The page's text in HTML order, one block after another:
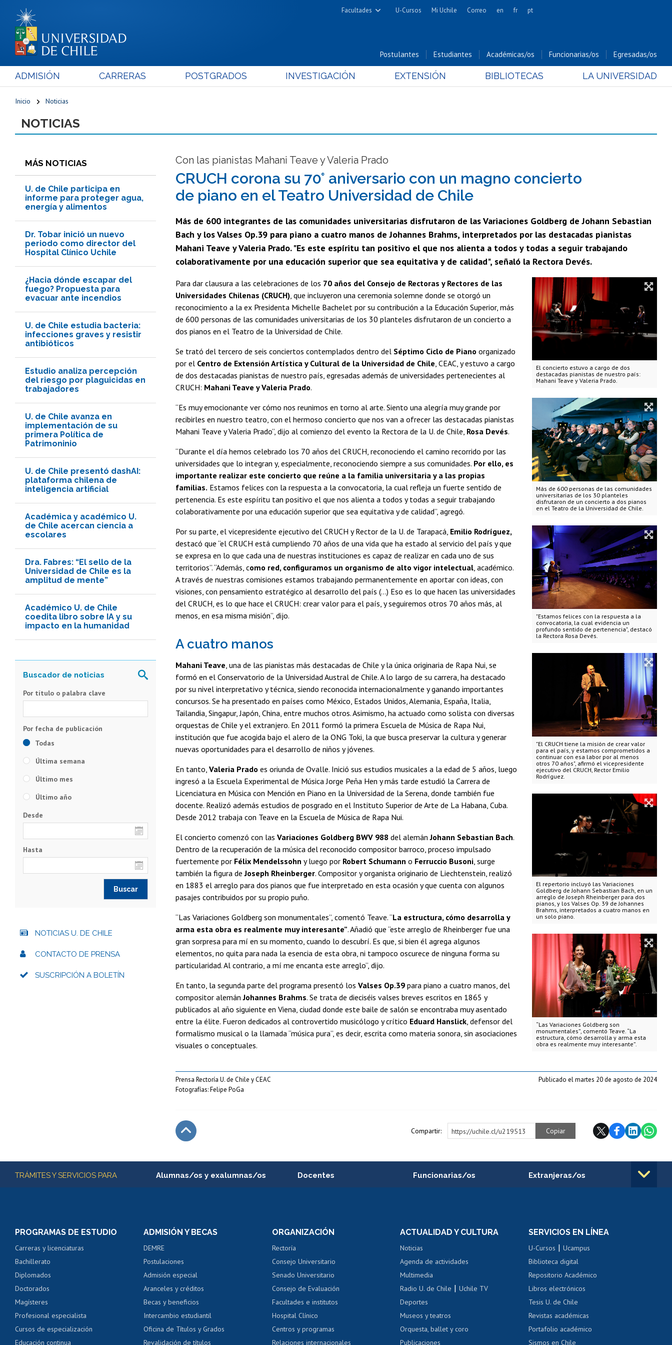
Facultades
Cs. Físicas y Matemáticas
Cs. Forestales y Conservación
Cs. Químicas y Farmacéuticas
Cs. Sociales
Estudios Avanzados en Educación
Nutrición y Tecnología de
Alimentos
Hospital Clínico
U-Cursos Mi Uchile Correo en fr pt
Postulantes Estudiantes Académicas/os Funcionarias/os Egresadas/os
ADMISIÓN CARRERAS POSTGRADOS INVESTIGACIÓN EXTENSIÓN BIBLIOTECAS LA UNIVERSIDAD
Inicio Noticias
NOTICIAS
MÁS NOTICIAS
U. de Chile participa en
informe para proteger agua,
energía y alimentos
Dr. Tobar inició un nuevo
periodo como director del
Hospital Clínico Uchile
¿Hacia dónde escapar del
fuego? Propuesta para
evacuar ante incendios
U. de Chile estudia bacteria:
infecciones graves y resistir
antibióticos
Estudio analiza percepción
del riesgo por plaguicidas en
trabajadores
U. de Chile avanza en
implementación de su
primera Política de
Patrimoninio
U. de Chile presentó dashAI:
plataforma chilena de
inteligencia artificial
Académica y académico U.
de Chile acercan ciencia a
escolares
Dra. Fabres: “El sello de la
Universidad de Chile es la
amplitud de mente”
Académico U. de Chile
coedita libro sobre IA y su
impacto en la humanidad
Con las pianistas Mahani Teave y Valeria Prado
CRUCH corona su 70° aniversario con un magno concierto
de piano en el Teatro Universidad de Chile
Más de 600 integrantes de las comunidades universitarias disfrutaron de las Variaciones Goldberg de Johann Sebastian
Bach y los Valses Op.39 para piano a cuatro manos de Johannes Brahms, interpretados por las destacadas pianistas
Mahani Teave y Valeria Prado. "Es este espíritu tan positivo el que nos alienta a todos y todas a seguir trabajando
colaborativamente por una educación superior que sea equitativa y de calidad", señaló la Rectora Devés.
El concierto estuvo a cargo de dos
destacadas pianistas de nuestro país:
Mahani Teave y Valeria Prado.
Más de 600 personas de las comunidades
universitarias de los 30 planteles
disfrutaron de un concierto a dos pianos
en el Teatro de la Universidad de Chile.
"Estamos felices con la respuesta a la
convocatoria, la cual evidencia un
profundo sentido de pertenencia", destacó
la Rectora Rosa Devés.
"El CRUCH tiene la misión de crear valor
para el país, y estamos comprometidos a
continuar con esa labor por al menos
otros 70 años", afirmó el vicepresidente
ejecutivo del CRUCH, Rector Emilio
Rodríguez.
El repertorio incluyó las Variaciones
Goldberg de Johann Sebastian Bach, en un
arreglo de Joseph Rheinberger para dos
pianos, y los Valses Op. 39 de Johannes
Brahms, interpretados a cuatro manos en
un solo piano.
“Las Variaciones Goldberg son
monumentales”, comentó Teave. “La
estructura, cómo desarrolla y arma esta
obra es realmente muy interesante”.
Para dar clausura a las celebraciones de los 70 años del Consejo de Rectoras y Rectores de las
Universidades Chilenas (CRUCH) , que incluyeron una ceremonia solemne donde se otorgó un
reconocimiento a la ex Presidenta Michelle Bachelet por su contribución a la Educación Superior, más
de 600 personas de las comunidades universitarias de los 30 planteles disfrutaron de un concierto a
dos pianos en el Teatro de la Universidad de Chile.
Se trató del tercero de seis conciertos contemplados dentro del Séptimo Ciclo de Piano organizado
por el Centro de Extensión Artística y Cultural de la Universidad de Chile , CEAC, y estuvo a cargo
de dos destacadas pianistas de nuestro país, egresadas además de universidades pertenecientes al
CRUCH: Mahani Teave y Valeria Prado.
“Es muy emocionante ver cómo nos reunimos en torno al arte. Siento una alegría muy grande por
recibirles en nuestro teatro, con el hermoso concierto que nos van a ofrecer las destacadas pianistas
Mahani Teave y Valeria Prado”, dijo al comienzo del evento la Rectora de la U. de Chile, Rosa Devés.
“Durante el día hemos celebrado los 70 años del CRUCH, reconociendo el camino recorrido por las
universidades que lo integran y, especialmente, reconociendo siempre a sus comunidades. Por ello, es
importante realizar este concierto que reúne a la familia universitaria y a las propias
familias. Estamos felices con la respuesta a la convocatoria, la cual refleja un fuerte sentido de
pertenencia. Es este espíritu tan positivo el que nos alienta a todos y todas a seguir trabajando
colaborativamente por una educación superior que sea equitativa y de calidad”, agregó.
Por su parte, el vicepresidente ejecutivo del CRUCH y Rector de la U. de Tarapacá, Emilio Rodríguez,
destacó que “el CRUCH está cumpliendo 70 años de una vida que ha estado al servicio del país y que
se expresa en lo que cada una de nuestras instituciones es capaz de realizar en cada uno de sus
territorios”. “Además, como red, configuramos un organismo de alto vigor intelectual , académico.
A través de nuestras comisiones estamos trabajando permanentemente en aportar con ideas, con
visiones, con pensamiento estratégico al desarrollo del país (...) Eso es lo que hacen las universidades
del CRUCH, es lo que hace el CRUCH: crear valor para el país, y seguiremos otros 70 años más, al
menos, en esa misma misión”, dijo.
A cuatro manos
Mahani Teave , una de las pianistas más destacadas de Chile y la única originaria de Rapa Nui, se
formó en el Conservatorio de la Universidad Austral de Chile. A lo largo de su carrera, ha destacado
por su nivel interpretativo y técnica, siendo reconocida internacionalmente y ganando importantes
concursos. Se ha presentado en países como México, Estados Unidos, Alemania, España, Italia,
Tailandia, Singapur, Japón, China, entre muchos otros. Asimismo, ha actuado como solista con diversas
orquestas de Chile y el extranjero. En 2011 formó la primera Escuela de Música de Rapa Nui,
institución que fue acogida bajo el alero de la ONG Toki, la que busca preservar la cultura y generar
nuevas oportunidades para el desarrollo de niños y jóvenes.
En tanto, Valeria Prado es oriunda de Ovalle. Inició sus estudios musicales a la edad de 5 años, luego
ingresó a la Escuela Experimental de Música Jorge Peña Hen y más tarde estudió la Carrera de
Licenciatura en Música con Mención en Piano en la Universidad de la Serena, donde también fue
docente. Realizó además estudios de posgrado en el Instituto Superior de Arte de La Habana, Cuba.
Desde 2012 trabaja con Teave en la Escuela de Música de Rapa Nui.
El concierto comenzó con las Variaciones Goldberg BWV 988 del alemánJohann Sebastian Bach.
Dentro de la recuperación de la música del reconocido compositor barroco, proceso impulsado
fuertemente por Félix Mendelssohn y luego por Robert Schumann o Ferruccio Busoni , surge
también la figura deJoseph Rheinberger. Compositor y organista originario de Liechtenstein, realizó
en 1883 el arreglo para dos pianos que fue interpretado en esta ocasión y que cuenta con algunos
pasajes contribuidos por su propio puño.
“Las Variaciones Goldberg son monumentales”, comentó Teave. “La estructura, cómo desarrolla y
arma esta obra es realmente muy interesante”. Añadió que “este arreglo de Rheinberger fue una
gran sorpresa para mí en su momento, cuando lo descubrí. Es que, si bien él agrega algunos
elementos, no quita para nada la esencia de esta obra, ni tampoco oscurece de ninguna forma su
particularidad. Al contrario, a mí me encanta este arreglo”, dijo.
En tanto, la segunda parte del programa presentó los Valses Op.39 para piano a cuatro manos, del
compositor alemánJohannes Brahms. Se trata de dieciséis valses breves escritos en 1865 y
publicados al año siguiente en Viena, ciudad donde este baile de salón se encontraba muy asentado
entre la élite. Fueron dedicados al controvertido musicólogo y crítico Eduard Hanslick , defensor del
formalismo musical o la llamada “música pura”, es decir, escrita como materia sonora, sin asociaciones
visuales o conceptuales.
Prensa Rectoría U. de Chile y CEAC
Fotografías: Felipe PoGa
Publicado el martes 20 de agosto de 2024
Compartir: https://uchile.cl/u219513 Copiar
Por título o palabra clave
Todas
Última semana
Último mes
Último año
Desde
Hasta
NOTICIAS U. DE CHILE
CONTACTO DE PRENSA
SUSCRIPCIÓN A BOLETÍN
Más información
TRÁMITES Y SERVICIOS PARA Alumnas/os y exalumnas/os
Consulta y certificado de notas
Servicio médico y dental
Pago de arancel y crédito alumnos
Pago de arancel y crédito exalumnos
Certificado de títulos y grados
Docentes
Perfeccionamiento
Evaluación docente
Calificación académica
Postulación al AUCAI
Funcionarias/os
Portal de movilidad interna
Certificado de renta
Certificado de renta
Gestión de correo uchile
Extranjeras/os
Movilidad Estudiantil
Cursos de español
Acoso laboral, sexual y violencia
PROGRAMAS DE ESTUDIO
Carreras y licenciaturas
Bachillerato
Diplomados
Doctorados
Magísteres
Profesional especialista
Cursos de especialización
Educación continua
ADMISIÓN Y BECAS
DEMRE
Postulaciones
Admisión especial
Aranceles y créditos
Becas y beneficios
Intercambio estudiantil
Oficina de Títulos y Grados
Revalidación de títulos
ORGANIZACIÓN
Rectoría
Consejo Universitario
Senado Universitario
Consejo de Evaluación
Facultades e institutos
Hospital Clínico
Centros y programas
Relaciones internacionales
ACTUALIDAD Y CULTURA
Noticias
Agenda de actividades
Multimedia
Radio U. de Chile |Uchile TV
Deportes
Museos y teatros
Orquesta, ballet y coro
Publicaciones
SERVICIOS EN LÍNEA
U-Cursos |Ucampus
Biblioteca digital
Repositorio Académico
Libros electrónicos
Tesis U. de Chile
Revistas académicas
Portafolio académico
Sismos en Chile